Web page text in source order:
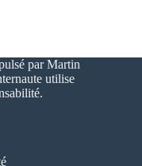
par Martin
utilise